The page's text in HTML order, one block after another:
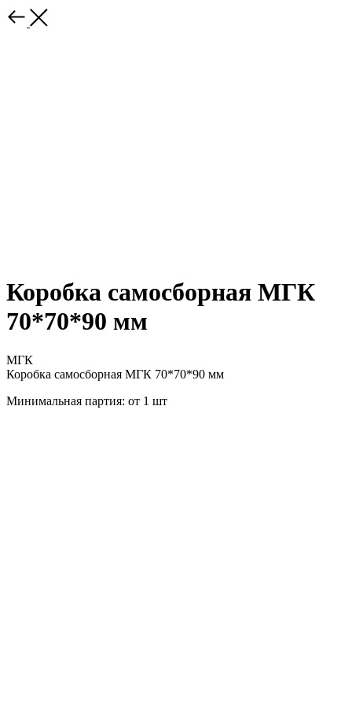
Коробка самосборная МГК
70*70*90 мм
МГК
Коробка самосборная МГК 70*70*90 мм
Минимальная партия: от 1 шт